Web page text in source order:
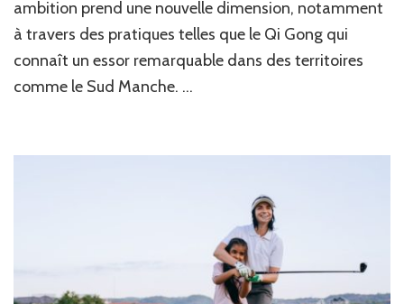
la
ambition prend une nouvelle dimension, notamment
à travers des pratiques telles que le Qi Gong qui
connaît un essor remarquable dans des territoires
comme le Sud Manche. …